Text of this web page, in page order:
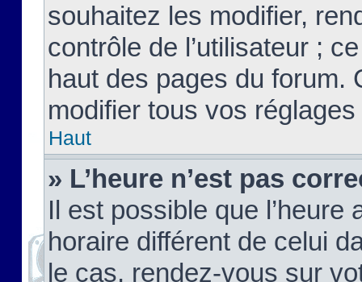
souhaitez les modifier,
contrôle de l’utilisateur ;
haut des pages du forum.
modifier tous vos
Haut
» L’heure n’est pas
Il est possible que
horaire différent de celui
le cas, rendez-vous sur